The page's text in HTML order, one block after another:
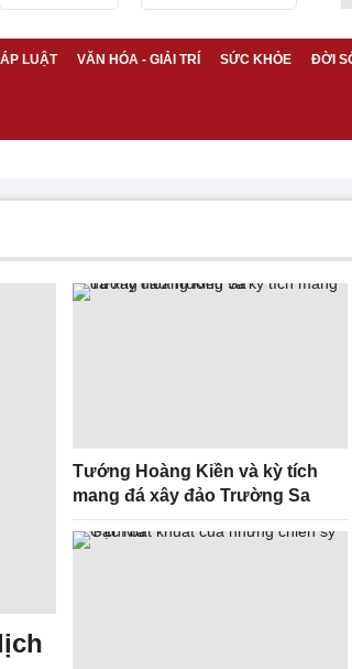
LUẬT VĂN HÓA - GIẢI TRÍ SỨC KHỎE ĐỜI
Tướng Hoàng Kiền và kỳ tích
mang đá xây đảo Trường Sa